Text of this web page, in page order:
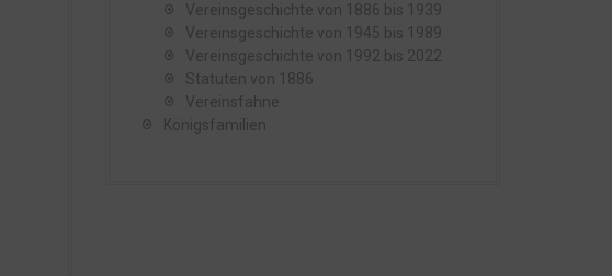
Vereinsgeschichte von 1886 bis 1939
Vereinsgeschichte von 1945 bis 1989
Vereinsgeschichte von 1992 bis 2022
Statuten von 1886
Vereinsfahne
Königsfamilien